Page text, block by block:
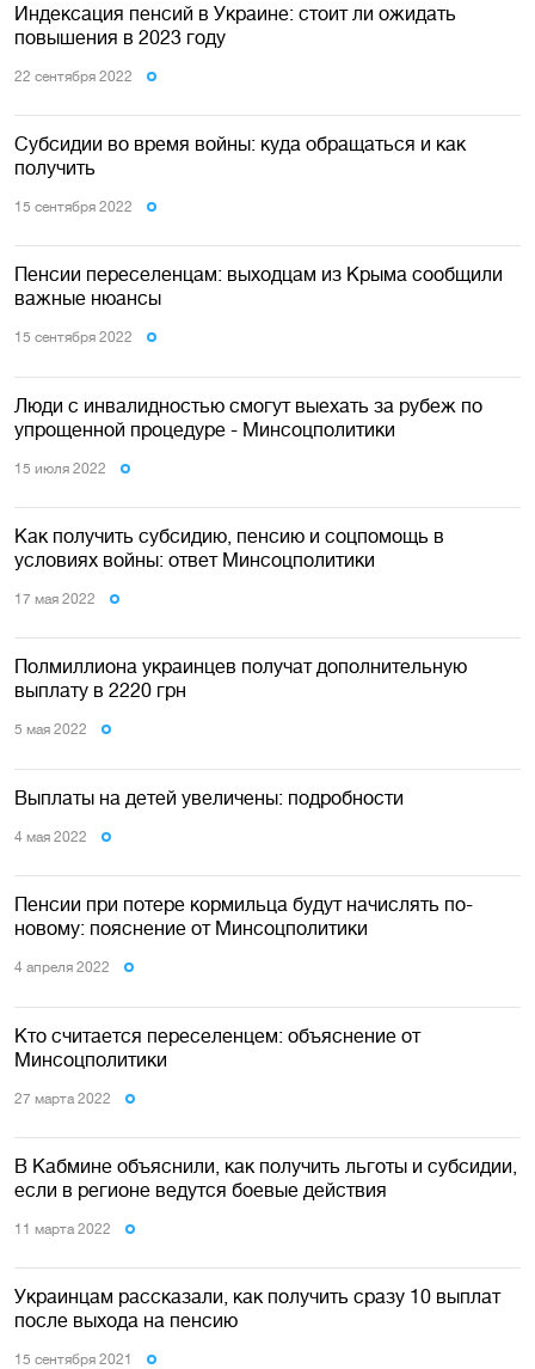
Индексация пенсий в Украине: стоит ли ожидать
повышения в 2023 году
22 сентября 2022
Субсидии во время войны: куда обращаться и как
получить
15 сентября 2022
Пенсии переселенцам: выходцам из Крыма сообщили
важные нюансы
15 сентября 2022
Люди с инвалидностью смогут выехать за рубеж по
упрощенной процедуре - Минсоцполитики
15 июля 2022
Как получить субсидию, пенсию и соцпомощь в
условиях войны: ответ Минсоцполитики
17 мая 2022
Полмиллиона украинцев получат дополнительную
выплату в 2220 грн
5 мая 2022
Выплаты на детей увеличены: подробности
4 мая 2022
Пенсии при потере кормильца будут начислять по-
новому: пояснение от Минсоцполитики
4 апреля 2022
Кто считается переселенцем: объяснение от
Минсоцполитики
27 марта 2022
В Кабмине объяснили, как получить льготы и субсидии,
если в регионе ведутся боевые действия
11 марта 2022
Украинцам рассказали, как получить сразу 10 выплат
после выхода на пенсию
15 сентября 2021